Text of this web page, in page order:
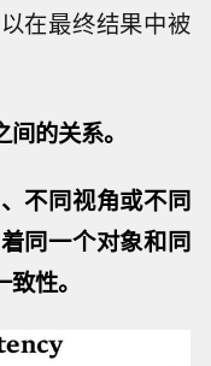
在最终结果中被
的关系。
不同视角或不同
同一个对象和同
致性。